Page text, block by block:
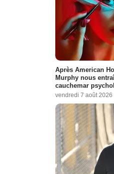
Après American
Murphy nous
cauchemar
vendredi 7 août 2026